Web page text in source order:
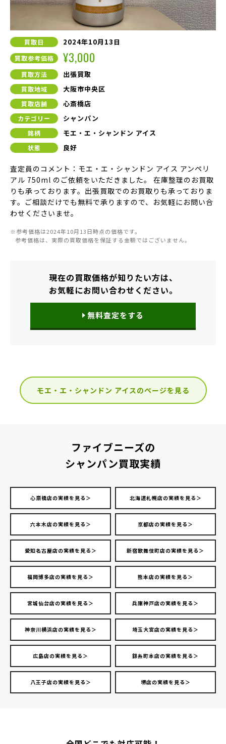
買取日 2024年10月13日
買取参考価格 ¥3,000
買取方法 出張買取
買取地域 大阪市中央区
買取店舗 心斎橋店
カテゴリー シャンパン
銘柄 モエ・エ・シャンドン アイス
状態 良好
査定員のコメント：モエ・エ・シャンドン アイス アンペリ
アル 750ml のご依頼をいただきました。 在庫整理のお買取
りも承っております。出張買取でのお買取りも承っておりま
す。ご相談だけでも無料で承りますので、お気軽にお問い合
わせくださいませ。
※参考価格は2024年10月13日時点の価格です。
参考価格は、実際の買取価格を保証する金額ではございません。
現在の買取価格が知りたい方は、
お気軽にお問い合わせください。
無料査定をする
モエ・エ・シャンドン アイスのページを見る
ファイブニーズの
シャンパン買取実績
心斎橋店の実績を見る＞ 北海道札幌店の実績を見る＞
六本木店の実績を見る＞ 京都店の実績を見る＞
愛知名古屋店の実績を見る＞ 新宿歌舞伎町店の実績を見る＞
福岡博多店の実績を見る＞ 熊本店の実績を見る＞
宮城仙台店の実績を見る＞ 兵庫神戸店の実績を見る＞
神奈川横浜店の実績を見る＞ 埼玉大宮店の実績を見る＞
広島店の実績を見る＞ 錦糸町本店の実績を見る＞
八王子店の実績を見る＞ 堺店の実績を見る＞